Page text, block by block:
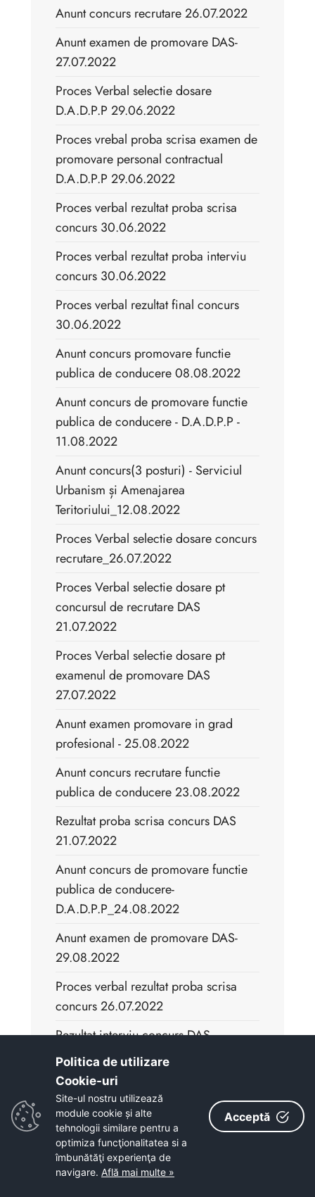
Anunt concurs recrutare 26.07.2022
Anunt examen de promovare DAS-
27.07.2022
Proces Verbal selectie dosare
D.A.D.P.P 29.06.2022
Proces vrebal proba scrisa examen de
promovare personal contractual
D.A.D.P.P 29.06.2022
Proces verbal rezultat proba scrisa
concurs 30.06.2022
Proces verbal rezultat proba interviu
concurs 30.06.2022
Proces verbal rezultat final concurs
30.06.2022
Anunt concurs promovare functie
publica de conducere 08.08.2022
Anunt concurs de promovare functie
publica de conducere - D.A.D.P.P -
11.08.2022
Anunt concurs(3 posturi) - Serviciul
Urbanism și Amenajarea
Teritoriului_12.08.2022
Proces Verbal selectie dosare concurs
recrutare_26.07.2022
Proces Verbal selectie dosare pt
concursul de recrutare DAS
21.07.2022
Proces Verbal selectie dosare pt
examenul de promovare DAS
27.07.2022
Anunt examen promovare in grad
profesional - 25.08.2022
Anunt concurs recrutare functie
publica de conducere 23.08.2022
Rezultat proba scrisa concurs DAS
21.07.2022
Anunt concurs de promovare functie
publica de conducere-
D.A.D.P.P_24.08.2022
Anunt examen de promovare DAS-
29.08.2022
Proces verbal rezultat proba scrisa
concurs 26.07.2022
Rezultat interviu concurs DAS
21.07.2022
Centralizator final concurs DAS
21.07.2022
Proces verbal rezultat proba interviu
concurs 26.07.2022
Proces verbal rezultat final concurs
Politica de utilizare
Cookie-uri‎
Site-ul nostru utilizează
module cookie și alte
tehnologii similare pentru a
optimiza funcţionalitatea si a
îmbunătăţi experienţa de
navigare. Află mai multe »
Acceptă